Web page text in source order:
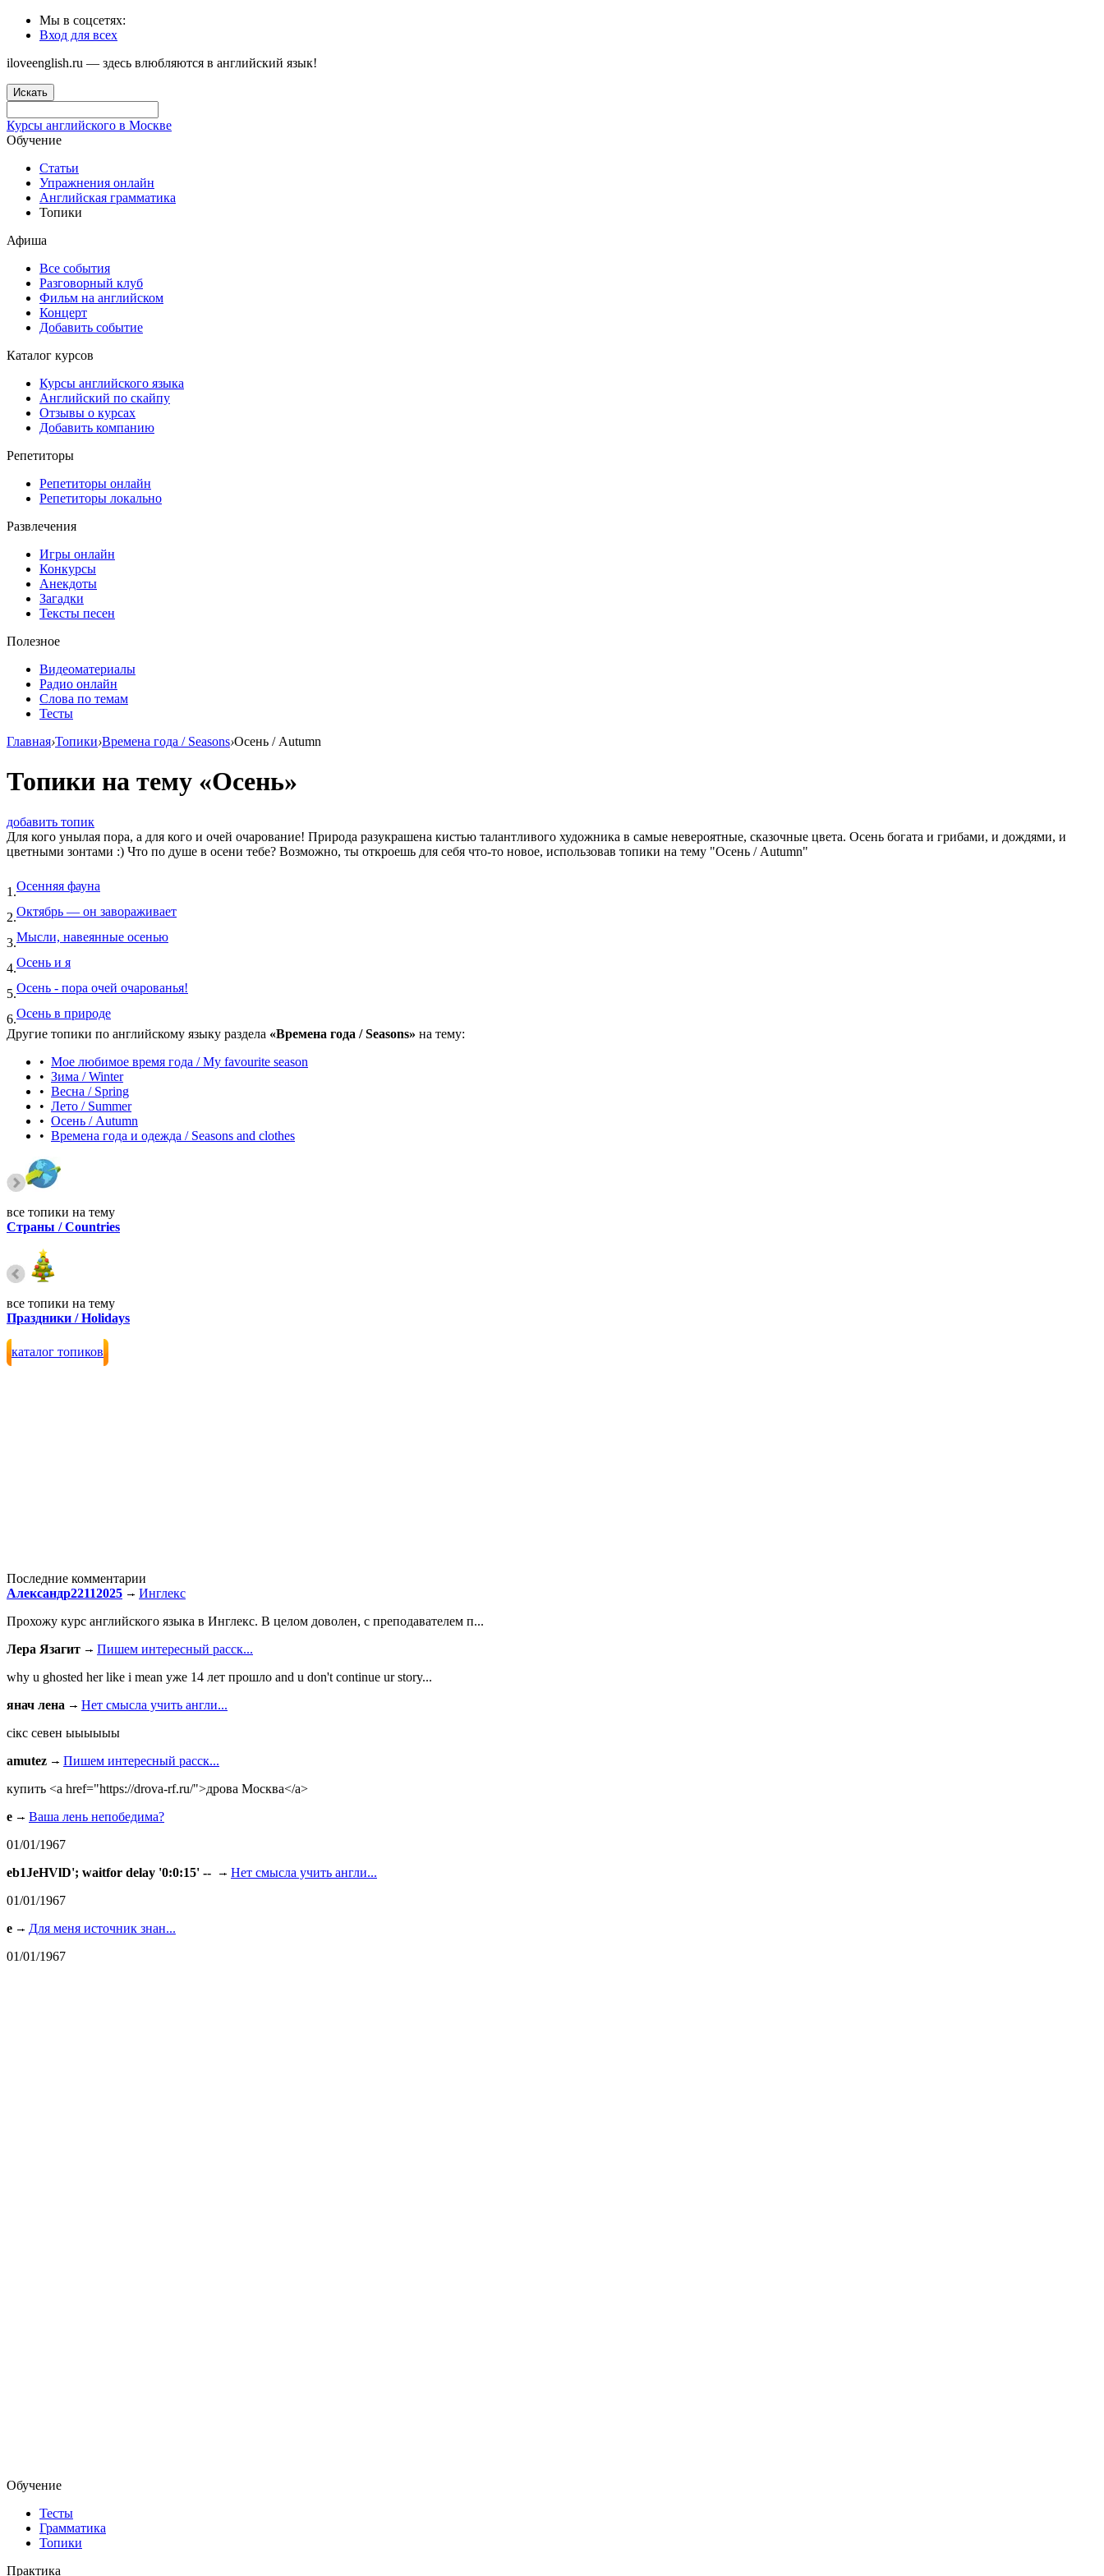
Мы в соцсетях:
Вход для всех
iloveenglish.ru — здесь влюбляются в английский язык!
Искать
Курсы английского в Москве
Обучение
Статьи
Упражнения онлайн
Английская грамматика
Топики
Афиша
Все события
Разговорный клуб
Фильм на английском
Концерт
Добавить событие
Каталог курсов
Курсы английского языка
Английский по скайпу
Отзывы о курсах
Добавить компанию
Репетиторы
Репетиторы онлайн
Репетиторы локально
Развлечения
Игры онлайн
Конкурсы
Анекдоты
Загадки
Тексты песен
Полезное
Видеоматериалы
Радио онлайн
Слова по темам
Тесты
Главная›Топики›Времена года / Seasons›Осень / Autumn
Топики на тему «Осень»
добавить топик
Для кого унылая пора, а для кого и очей очарование! Природа разукрашена кистью талантливого художника в самые невероятные, сказочные цвета. Осень богата и грибами, и дождями, и
цветными зонтами :) Что по душе в осени тебе? Возможно, ты откроешь для себя что-то новое, использовав топики на тему "Осень / Autumn"
1.Осенняя фауна
2.Октябрь — он завораживает
3.Мысли, навеянные осенью
4.Осень и я
5.Осень - пора очей очарованья!
6.Осень в природе
Другие топики по английскому языку раздела «Времена года / Seasons» на тему:
• Мое любимое время года / My favourite season
• Зима / Winter
• Весна / Spring
• Лето / Summer
• Осень / Autumn
• Времена года и одежда / Seasons and clothes
все топики на тему
Страны / Countries
все топики на тему
Праздники / Holidays
каталог топиков
Последние комментарии
Александр22112025
Инглекс
Прохожу курс английского языка в Инглекс. В целом доволен, с преподавателем п...
Лера Язагит
Пишем интересный расск...
why u ghosted her like i mean уже 14 лет прошло and u don't continue ur story...
янач лена
Нет смысла учить англи...
сiкс севен ыыыыыы
amutez
Пишем интересный расск...
купить <a href="https://drova-rf.ru/">дрова Москва</a>
e
Ваша лень непобедима?
01/01/1967
eb1JeHVlD'; waitfor delay '0:0:15' --
Нет смысла учить англи...
01/01/1967
e
Для меня источник знан...
01/01/1967
Обучение
Тесты
Грамматика
Топики
Практика